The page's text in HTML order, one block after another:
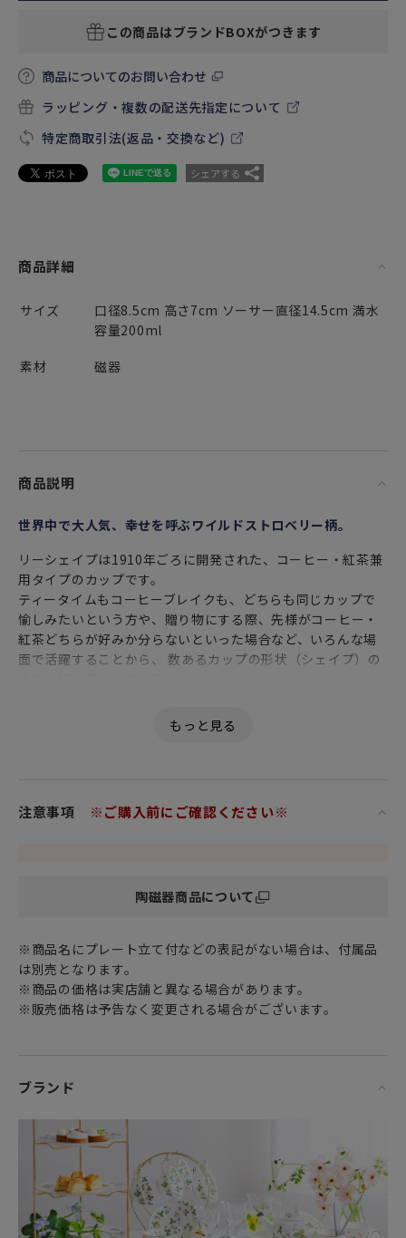
この商品はブランドBOXがつきます
商品についてのお問い合わせ
ラッピング・複数の配送先指定について
特定商取引法(返品・交換など)
シェアする
商品詳細
サイズ
口径8.5cm 高さ7cm ソーサー直径14.5cm 満水
容量200ml
素材
磁器
商品説明
世界中で大人気、幸せを呼ぶワイルドストロベリー柄。
リーシェイプは1910年ごろに開発された、コーヒー・紅茶兼
用タイプのカップです。
ティータイムもコーヒーブレイクも、どちらも同じカップで
愉しみたいという方や、贈り物にする際、先様がコーヒー・
紅茶どちらが好みか分らないといった場合など、いろんな場
面で活躍することから、 数あるカップの形状（シェイプ）の
ンスがよく、シンプルな物のみが極める飽きのこない美しさ
注意事項 ※ご購入前にご確認ください※
陶磁器商品について
※商品名にプレート立て付などの表記がない場合は、付属品
は別売となります。
※商品の価格は実店舗と異なる場合があります。
※販売価格は予告なく変更される場合がございます。
ブランド